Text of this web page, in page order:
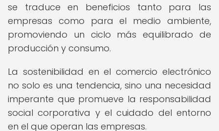
se traduce en beneficios tanto para las
empresas como para el medio ambiente,
promoviendo un ciclo más equilibrado de
producción y consumo.
La sostenibilidad en el comercio electrónico
no solo es una tendencia, sino una necesidad
imperante que promueve la responsabilidad
social corporativa y el cuidado del entorno
en el que operan las empresas.